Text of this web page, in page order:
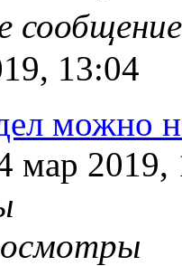
13:04
можно
мар 2019,